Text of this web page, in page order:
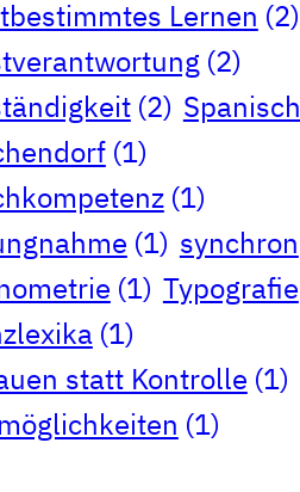
Lernen (2)
(2)
(2) Spanisch
(1)
(1)
(1) synchron
(1) Typografie
(1)
statt Kontrolle (1)
(1)